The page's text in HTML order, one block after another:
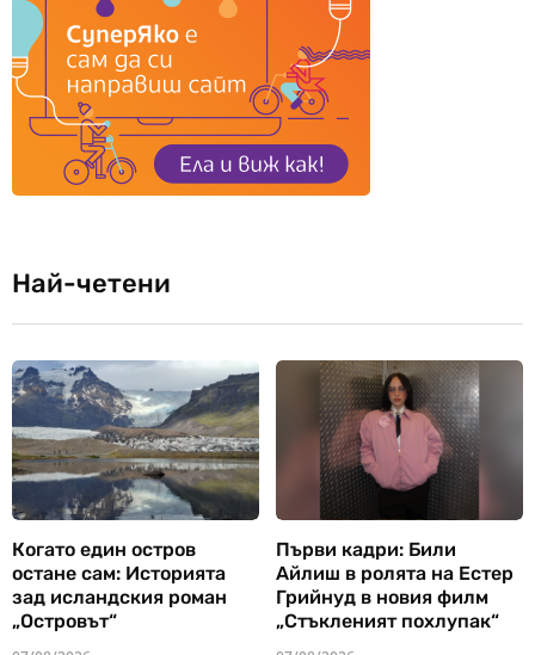
Най-четени
Когато един остров
остане сам: Историята
зад исландския роман
„Островът“
Първи кадри: Били
Айлиш в ролята на Естер
Грийнуд в новия филм
„Стъкленият похлупак“